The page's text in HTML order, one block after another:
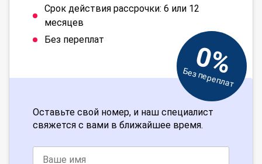
Срок действия рассрочки: 6 или 12
месяцев
Без переплат
0%
Без переплат
Оставьте свой номер, и наш специалист
свяжется с вами в ближайшее время.